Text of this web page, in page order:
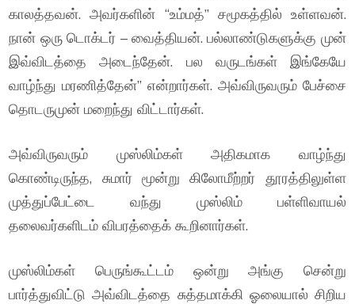
காலத்தவன். அவர்களின் “உம்மத்” சமூகத்தில் உள்ளவன்.
நான் ஒரு டொக்டர் – வைத்தியன். பல்லாண்டுகளுக்கு முன்
இவ்விடத்தை அடைந்தேன். பல வருடங்கள் இங்கேயே
வாழ்ந்து மரணித்தேன்” என்றார்கள். அவ்விருவரும் பேச்சை
தொடருமுன் மறைந்து விட்டார்கள்.
அவ்விருவரும் முஸ்லிம்கள் அதிகமாக வாழ்ந்து
கொண்டிருந்த, சுமார் மூன்று கிலோமீற்றர் தூரத்திலுள்ள
முத்துப்பேட்டை வந்து முஸ்லிம் பள்ளிவாயல்
தலைவர்களிடம் விபரத்தைக் கூறினார்கள்.
முஸ்லிம்கள் பெருங்கூட்டம் ஒன்று அங்கு சென்று
பார்த்துவிட்டு அவ்விடத்தை சுத்தமாக்கி ஓலையால் சிறிய